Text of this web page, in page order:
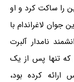
را ساکت کرد و او
لاغراندام با
نامدار آلبرت
که تنها پس از یک
ارائه کرده بود،